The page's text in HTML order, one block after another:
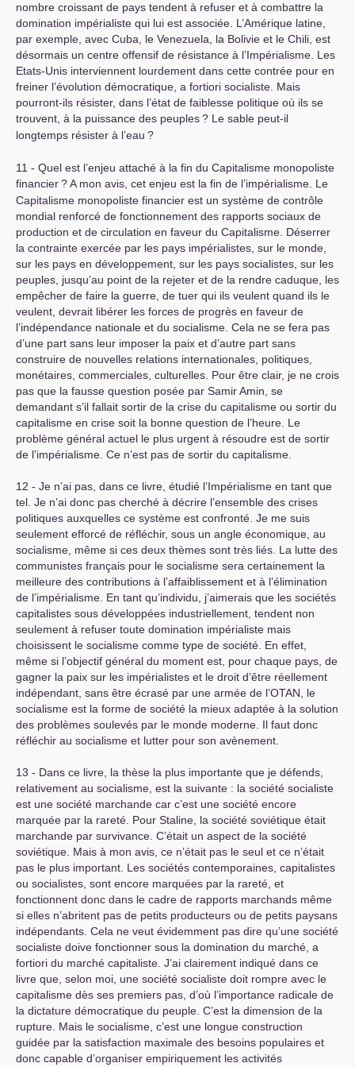
nombre croissant de pays tendent à refuser et à combattre la
domination impérialiste qui lui est associée. L’Amérique latine,
par exemple, avec Cuba, le Venezuela, la Bolivie et le Chili, est
désormais un centre offensif de résistance à l’Impérialisme. Les
Etats-Unis interviennent lourdement dans cette contrée pour en
freiner l’évolution démocratique, a fortiori socialiste. Mais
pourront-ils résister, dans l’état de faiblesse politique où ils se
trouvent, à la puissance des peuples? Le sable peut-il
longtemps résister à l’eau ?
11 - Quel est l’enjeu attaché à la fin du Capitalisme monopoliste
financier? A mon avis, cet enjeu est la fin de l’impérialisme. Le
Capitalisme monopoliste financier est un système de contrôle
mondial renforcé de fonctionnement des rapports sociaux de
production et de circulation en faveur du Capitalisme. Déserrer
la contrainte exercée par les pays impérialistes, sur le monde,
sur les pays en développement, sur les pays socialistes, sur les
peuples, jusqu’au point de la rejeter et de la rendre caduque, les
empêcher de faire la guerre, de tuer qui ils veulent quand ils le
veulent, devrait libérer les forces de progrès en faveur de
l’indépendance nationale et du socialisme. Cela ne se fera pas
d’une part sans leur imposer la paix et d’autre part sans
construire de nouvelles relations internationales, politiques,
monétaires, commerciales, culturelles. Pour être clair, je ne crois
pas que la fausse question posée par Samir Amin, se
demandant s’il fallait sortir de la crise du capitalisme ou sortir du
capitalisme en crise soit la bonne question de l’heure. Le
problème général actuel le plus urgent à résoudre est de sortir
de l’impérialisme. Ce n’est pas de sortir du capitalisme.
12 - Je n’ai pas, dans ce livre, étudié l’Impérialisme en tant que
tel. Je n’ai donc pas cherché à décrire l’ensemble des crises
politiques auxquelles ce système est confronté. Je me suis
seulement efforcé de réfléchir, sous un angle économique, au
socialisme, même si ces deux thèmes sont très liés. La lutte des
communistes français pour le socialisme sera certainement la
meilleure des contributions à l’affaiblissement et à l’élimination
de l’impérialisme. En tant qu’individu, j’aimerais que les sociétés
capitalistes sous développées industriellement, tendent non
seulement à refuser toute domination impérialiste mais
choisissent le socialisme comme type de société. En effet,
même si l’objectif général du moment est, pour chaque pays, de
gagner la paix sur les impérialistes et le droit d’être réellement
indépendant, sans être écrasé par une armée de l’OTAN , le
socialisme est la forme de société la mieux adaptée à la solution
des problèmes soulevés par le monde moderne. Il faut donc
réfléchir au socialisme et lutter pour son avènement.
13 - Dans ce livre, la thèse la plus importante que je défends,
relativement au socialisme, est la suivante : la société socialiste
est une société marchande car c’est une société encore
marquée par la rareté. Pour Staline, la société soviétique était
marchande par survivance. C’était un aspect de la société
soviétique. Mais à mon avis, ce n’était pas le seul et ce n’était
pas le plus important. Les sociétés contemporaines, capitalistes
ou socialistes, sont encore marquées par la rareté, et
fonctionnent donc dans le cadre de rapports marchands même
si elles n’abritent pas de petits producteurs ou de petits paysans
indépendants. Cela ne veut évidemment pas dire qu’une société
socialiste doive fonctionner sous la domination du marché, a
fortiori du marché capitaliste. J’ai clairement indiqué dans ce
livre que, selon moi, une société socialiste doit rompre avec le
capitalisme dès ses premiers pas, d’où l’importance radicale de
la dictature démocratique du peuple. C’est la dimension de la
rupture. Mais le socialisme, c’est une longue construction
guidée par la satisfaction maximale des besoins populaires et
donc capable d’organiser empiriquement les activités